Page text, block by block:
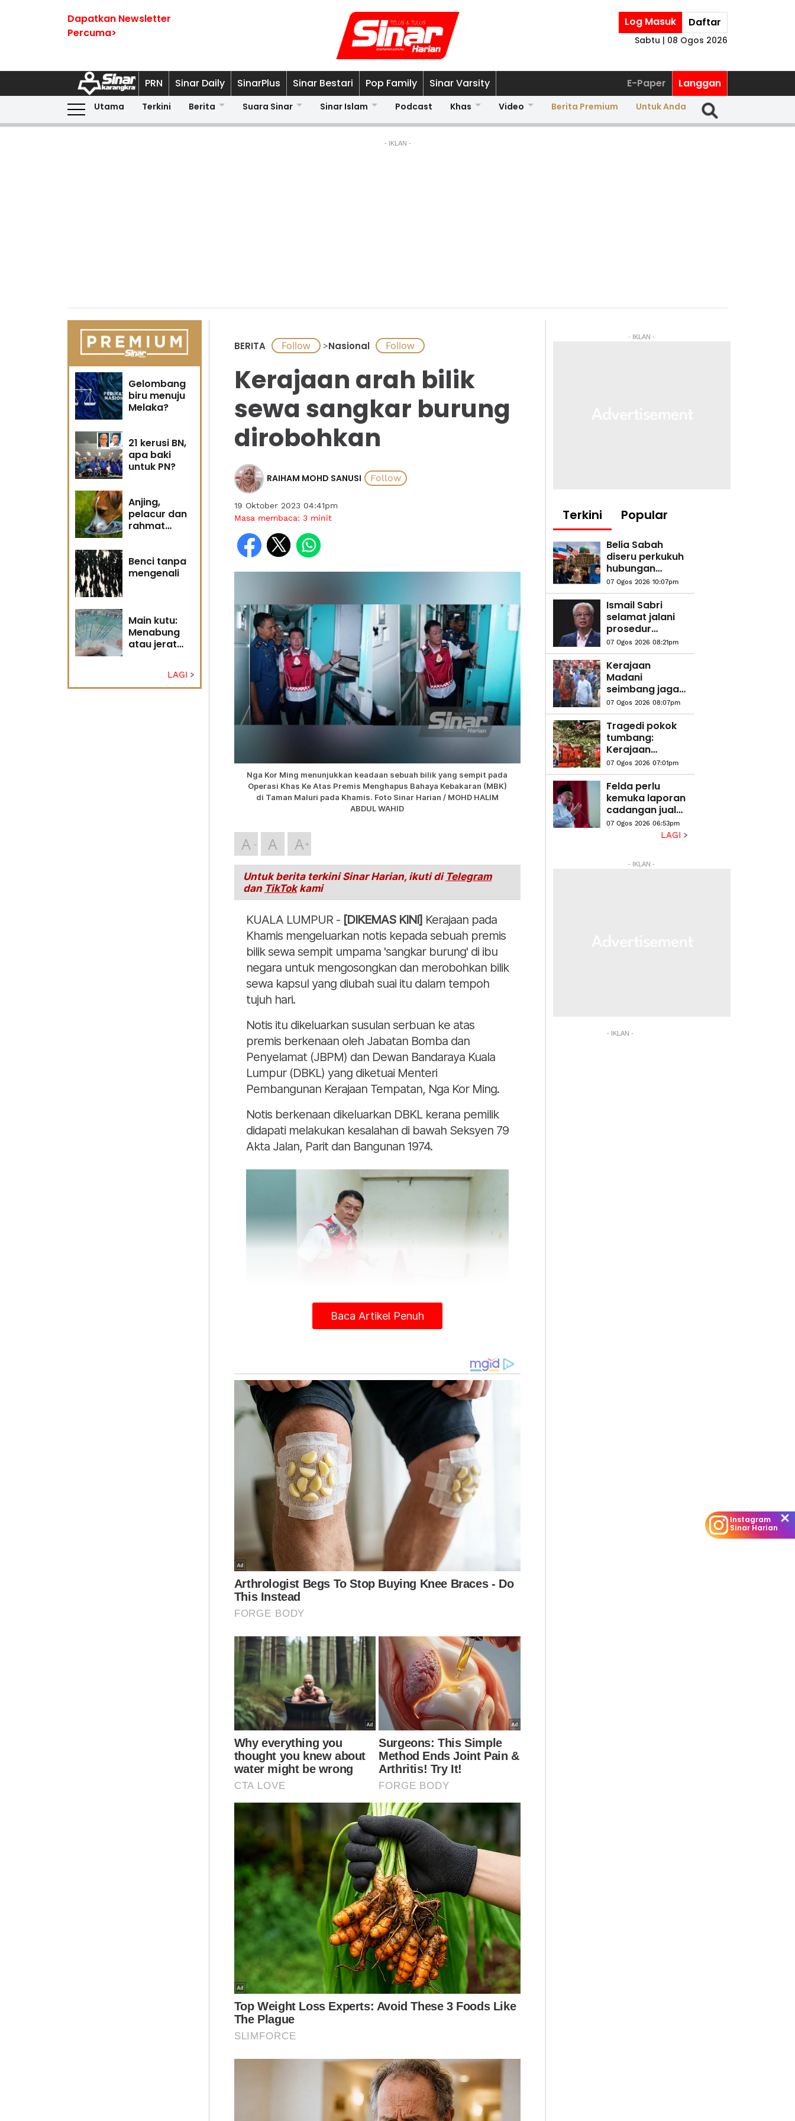
Dapatkan Newsletter
Percuma>
Log Masuk Daftar
Sabtu | 08 Ogos 2026
PRN Sinar Daily SinarPlus Sinar Bestari Pop Family Sinar Varsity E-Paper Langgan
Utama Terkini Berita Suara Sinar Sinar Islam Podcast Khas Video Berita Premium Untuk Anda
- IKLAN -
Gelombang
biru menuju
Melaka?
21 kerusi BN,
apa baki
untuk PN?
Anjing,
pelacur dan
rahmat
Benci tanpa
mengenali
Main kutu:
Menabung
atau jerat
LAGI
BERITA >Nasional
Kerajaan arah bilik
sewa sangkar burung
dirobohkan
RAIHAM MOHD SANUSI
19 Oktober 2023 04:41pm
Masa membaca: 3minit
Nga Kor Ming menunjukkan keadaan sebuah bilik yang sempit pada
Operasi Khas Ke Atas Premis Menghapus Bahaya Kebakaran (MBK)
di Taman Maluri pada Khamis. Foto Sinar Harian / MOHD HALIM
ABDUL WAHID
A A A
Untuk berita terkini Sinar Harian, ikuti di Telegram
dan TikTokkami
KUALA LUMPUR - [DIKEMAS KINI] Kerajaan pada
Khamis mengeluarkan notis kepada sebuah premis
bilik sewa sempit umpama 'sangkar burung' di ibu
negara untuk mengosongkan dan merobohkan bilik
sewa kapsul yang diubah suai itu dalam tempoh
tujuh hari.
Notis itu dikeluarkan susulan serbuan ke atas
premis berkenaan oleh Jabatan Bomba dan
Penyelamat (JBPM) dan Dewan Bandaraya Kuala
Lumpur (DBKL) yang diketuai Menteri
Pembangunan Kerajaan Tempatan, Nga Kor Ming.
Notis berkenaan dikeluarkan DBKL kerana pemilik
didapati melakukan kesalahan di bawah Seksyen 79
Akta Jalan, Parit dan Bangunan 1974.
Nga Kor Ming menunjukkan keadaan sebuah bilik yang sempit pada
Operasi Khas Ke Atas Premis Menghapus Bahaya Kebakaran (MBK) di
Taman Maluri pada Khamis. Foto Sinar Harian / MOHD HALIM ABDUL
Kor Ming mengesahkan pengubahsuaian yang
dilakukan pemilik premis itu tidak mendapat
kelulusan DBKL.
"Serbuan ini mendapati banyak kesalahan yang
dilakukan pemilik premis bukan sahaja dari segi
Akta Perkhidmatan Bomba 1988 (Akta 341) tetapi
juga menyalahi Sekyen 79 Akta Jalan, Parit dan
Bangunan 1974.
"Unit Kawalan Bangunan DBKL sudah dikehendaki
mengambil tindakan segera (keluarkan notis arah
selepas serbuan di Taman Maluri, Cheras itu.
Sinar Harian pada 10 Oktober lalu membongkar
kewujudan bilik sewa kapsul tidak ubah seperti
'sangkar burung' atau 'liang lahad' yang disewakan
RM300 sebulan walaupun hanya boleh
memuatkan sebuah tilam.
Bilik sewa sempit seumpama itu yang mengabaikan
aspek keselesaan dan keselamatan semakin
bertambah di Lembah Klang ekoran kos sara hidup
tinggi di bandar selain sikap tamak pemilik rumah
yang mahu mengaut keuntungan berlipat ganda.
Artikel Berkaitan:
Bilik sewa sangkar burung diserbu Menteri KPKT
[VIDEO] Bilik sewa sangkar burung: PBT periksa
Pemilik bangunan bilik sewa 'sarang burung' sudah
dikenalpasti, notis akan dikeluarkan
Tiada bilik sangkar burung di Ipoh
Awas, pemilik premis bilik ‘sangkar burung’!
KPKT bertindak tegas isu bilik 'sangkar burung'
Baca Artikel Penuh
- IKLAN -
Terkini Popular
Belia Sabah
diseru perkukuh
hubungan
dengan
Putrajaya
07 Ogos 2026 10:07pm
Ismail Sabri
selamat jalani
prosedur
pasang alat
perentak
jantung
07 Ogos 2026 08:21pm
Kerajaan
Madani
seimbang jaga
kepentingan
semua kaum,
aliran
pendidikan - PM
07 Ogos 2026 08:07pm
Tragedi pokok
tumbang:
Kerajaan
disaran
wujudkan zon
bebas pokok di
laluan berisiko
07 Ogos 2026 07:01pm
Felda perlu
kemuka laporan
cadangan jual
aset di bawah
nilai belian -
07 Ogos 2026 06:53pm
LAGI
- IKLAN -
- IKLAN -
Instagram
Sinar Harian